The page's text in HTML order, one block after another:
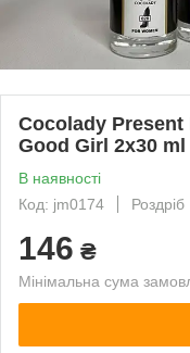
Cocolady Present
Good Girl 2x30 ml
В наявності
Код: jm0174
Роздріб
146 ₴
Мінімальна сума